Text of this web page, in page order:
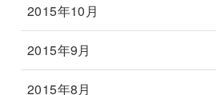
2015年10月
2015年9月
2015年8月